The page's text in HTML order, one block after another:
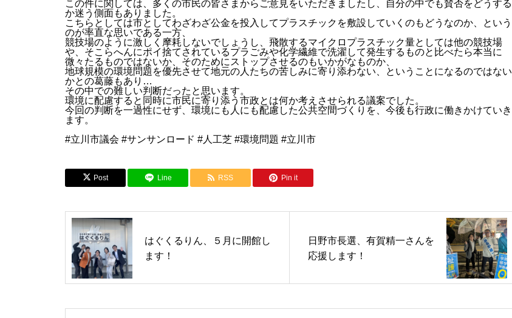
この件に関しては、多くの市民の皆さまからご意見をいただきましたし、自分の中でも賛否をどうする
か迷う側面もありました。
こちらとしては市としてわざわざ公金を投入してプラスチックを敷設していくのもどうなのか、という
のが率直な思いである一方、
競技場のように激しく摩耗しないでしょうし、飛散するマイクロプラスチック量としては他の競技場
や、そこらへんにポイ捨てされているプラごみや化学繊維で洗濯して発生するものと比べたら本当に
微々たるものではないか、そのためにストップさせるのもいかがなものか、
地球規模の環境問題を優先させて地元の人たちの苦しみに寄り添わない、ということになるのではない
かとの葛藤もあり…
その中での難しい判断だったと思います。
環境に配慮すると同時に市民に寄り添う市政とは何か考えさせられる議案でした。
今回の判断を一過性にせず、環境にも人にも配慮した公共空間づくりを、今後も行政に働きかけていき
ます。
#立川市議会 #サンサンロード #人工芝 #環境問題 #立川市
Post Line RSS Pin it
はぐくるりん、５月に開館し
ます！
日野市長選、有賀精一さんを
応援します！